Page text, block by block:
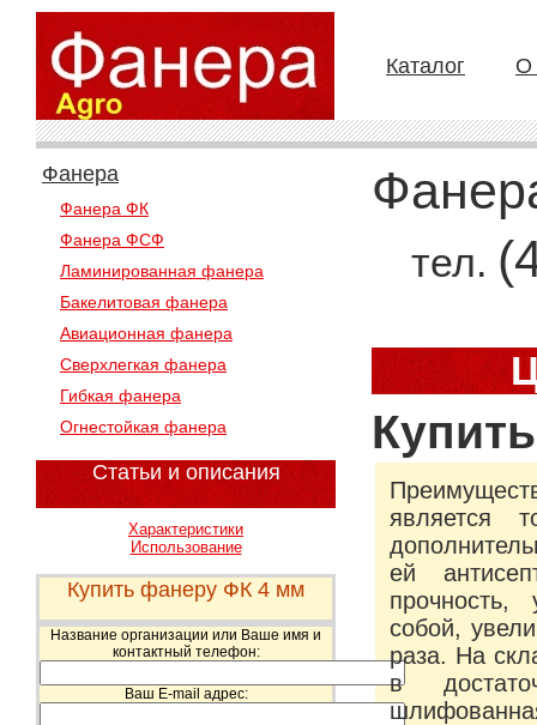
Каталог О
Фанера
Фанера ФК
Фанера ФСФ
Ламинированная фанера
Бакелитовая фанера
Авиационная фанера
Сверхлегкая фанера
Гибкая фанера
Огнестойкая фанера
Статьи и описания
Характеристики
Использование
Купить фанеру ФК 4 мм
Название организации или Ваше имя и
контактный телефон:
Ваш E-mail адрес:
тел.
является
ей
собой,
раза. На
в